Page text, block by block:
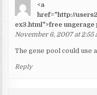
<a
href="http://
ex3.html">free ungerage
November 6, 2007 at 2:55
The gene pool could use
Reply